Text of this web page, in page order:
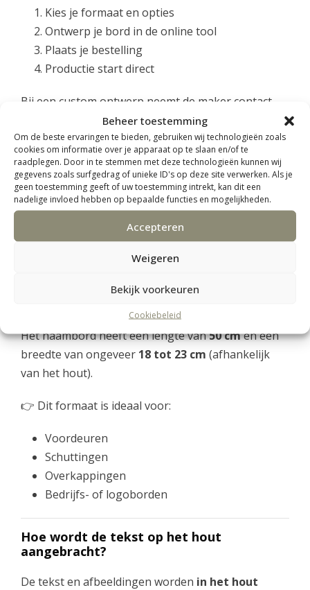
Beheer toestemming
Om de beste ervaringen te bieden, gebruiken wij technologieën zoals
cookies om informatie over je apparaat op te slaan en/of te
raadplegen. Door in te stemmen met deze technologieën kunnen wij
gegevens zoals surfgedrag of unieke ID's op deze site verwerken. Als je
geen toestemming geeft of uw toestemming intrekt, kan dit een
nadelige invloed hebben op bepaalde functies en mogelijkheden.
Accepteren
Weigeren
Bekijk voorkeuren
Cookiebeleid
Kies je formaat en opties
Ontwerp je bord in de online tool
Plaats je bestelling
Productie start direct
Bij een custom ontwerp neemt de maker contact
met je op om alles af te stemmen.
Wat is de levertijd van het naambord?
Standaard ontwerp: ± 5 werkdagen
Custom ontwerp: ± 7–9 werkdagen
Omdat elk bord met de hand wordt gemaakt, is dit
geen massaproduct maar echt maatwerk.
Het naambord heeft een lengte van50 cmen een
breedte van ongeveer 18 tot 23 cm (afhankelijk
van het hout).
👉 Dit formaat is ideaal voor:
Voordeuren
Schuttingen
Overkappingen
Bedrijfs- of logoborden
Hoe wordt de tekst op het hout
aangebracht?
De tekst en afbeeldingen worden in het hout